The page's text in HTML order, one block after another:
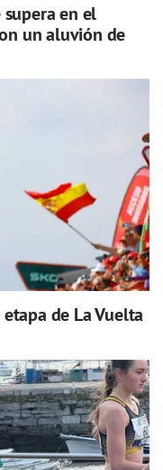
supera en el
un aluvión de
de La Vuelta